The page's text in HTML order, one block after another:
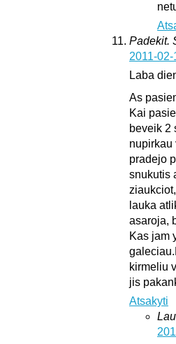
Padekit.
2011-
Laba
As
Kai
beveik 2
nupirkau
pradejo
snukutis
lauka
asaroja,
Kas jam
kirmeliu
jis
Atsakyti